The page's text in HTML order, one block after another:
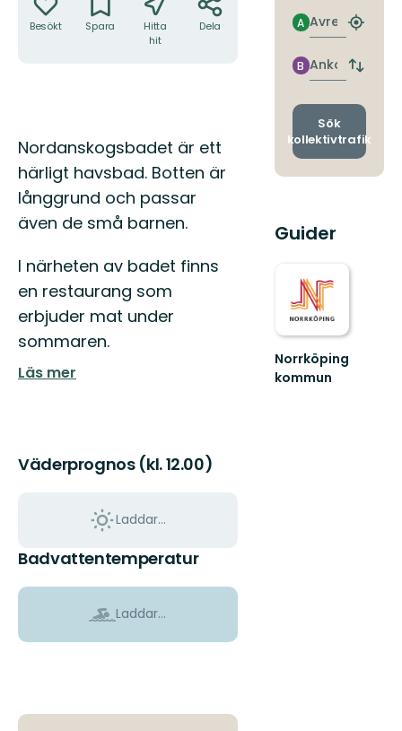
Besökt Spara
Hitta
hit
Dela
Beskrivning
Nordanskogsbadet är ett
härligt havsbad. Botten är
långgrund och passar
även de små barnen.
I närheten av badet finns
en restaurang som
erbjuder mat under
sommaren.
Läs mer
Väderprognos (kl. 12.00)
Laddar...
Badvattentemperatur
Laddar...
Avresa
A
Hitta
Ankomst
B
Byt
och
Sök
kollektivtrafik
Guider
Norrköping
kommun